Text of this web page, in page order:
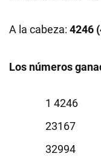
A la cabeza: 4246
Los números
4246
3167
2994